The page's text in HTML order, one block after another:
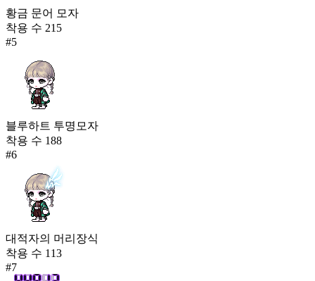
황금 문어 모자
착용 수 215
#5
블루하트 투명모자
착용 수 188
#6
대적자의 머리장식
착용 수 113
#7